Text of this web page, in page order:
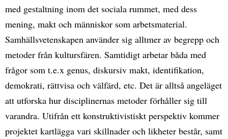
med gestaltning inom det sociala rummet, med dess
mening, makt och människor som arbetsmaterial.
Samhällsvetenskapen använder sig alltmer av begrepp och
metoder från kultursfären. Samtidigt arbetar båda med
frågor som t.e.x genus, diskursiv makt, identifikation,
demokrati, rättvisa och välfärd, etc. Det är alltså angeläget
att utforska hur disciplinernas metoder förhåller sig till
varandra. Utifrån ett konstruktivistiskt perspektiv kommer
projektet kartlägga vari skillnader och likheter består, samt